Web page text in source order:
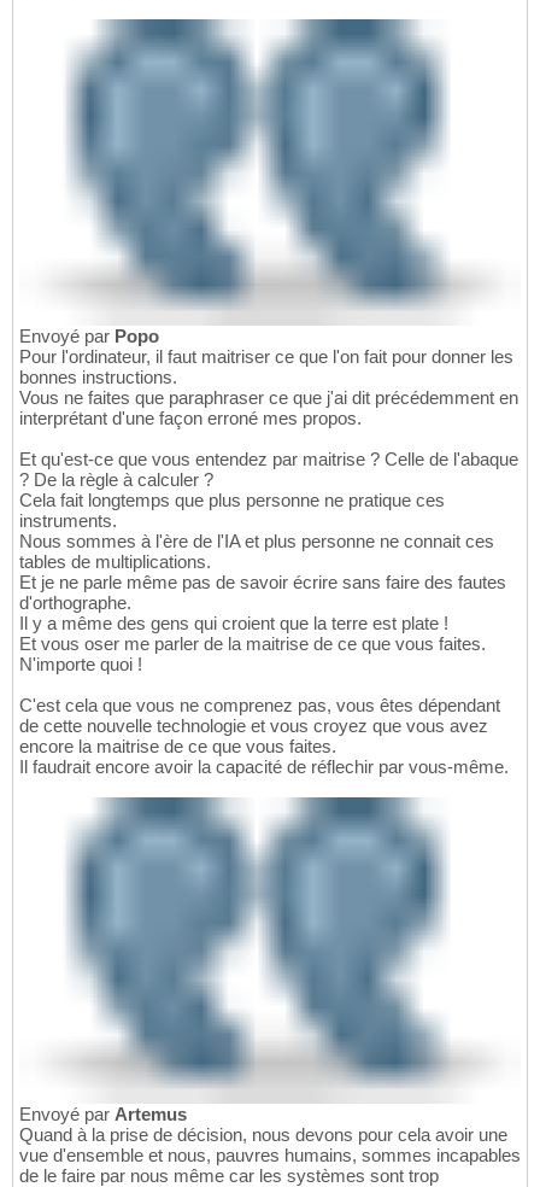
Envoyé par Popo
Pour l'ordinateur, il faut maitriser ce que l'on fait pour donner les
bonnes instructions.
Vous ne faites que paraphraser ce que j'ai dit précédemment en
interprétant d'une façon erroné mes propos.
Et qu'est-ce que vous entendez par maitrise ? Celle de l'abaque
? De la règle à calculer ?
Cela fait longtemps que plus personne ne pratique ces
instruments.
Nous sommes à l'ère de l'IA et plus personne ne connait ces
tables de multiplications.
Et je ne parle même pas de savoir écrire sans faire des fautes
d'orthographe.
Il y a même des gens qui croient que la terre est plate !
Et vous oser me parler de la maitrise de ce que vous faites.
N'importe quoi !
C'est cela que vous ne comprenez pas, vous êtes dépendant
de cette nouvelle technologie et vous croyez que vous avez
encore la maitrise de ce que vous faites.
Il faudrait encore avoir la capacité de réflechir par vous-même.
Envoyé par Artemus
Quand à la prise de décision, nous devons pour cela avoir une
vue d'ensemble et nous, pauvres humains, sommes incapables
de le faire par nous même car les systèmes sont trop